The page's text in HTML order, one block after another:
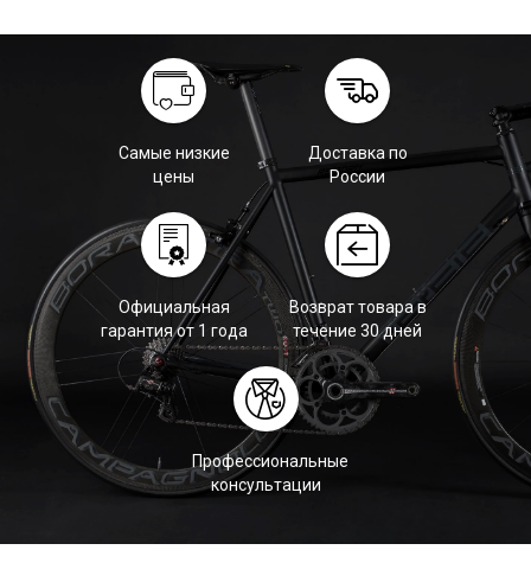
Самые низкие
цены
Доставка по
России
Официальная
гарантия от 1 года
Возврат товара в
течение 30 дней
Профессиональные
консультации